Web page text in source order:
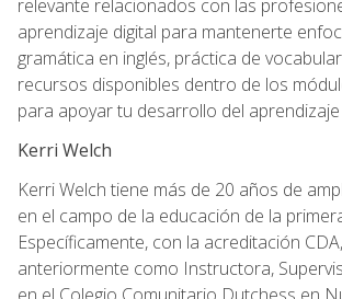
relevante relacionados con las
aprendizaje digital para mantenerte
gramática en inglés, práctica de
recursos disponibles dentro de los
para apoyar tu desarrollo del aprendizaje
Kerri Welch
Kerri Welch tiene más de 20 años de
en el campo de la educación de la
Específicamente, con la acreditación
anteriormente como Instructora,